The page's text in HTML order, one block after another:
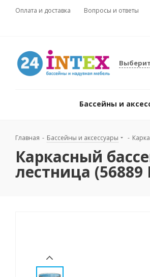
Оплата и доставка Вопросы и ответы
Бассейны и
Главная - Бассейны и аксессуары -
Каркасный
лестница (56889